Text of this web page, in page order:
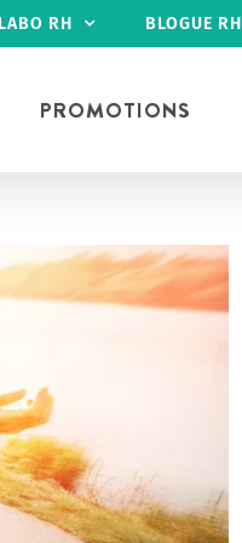
LABO RH BLOGUE RH
PROMOTIONS